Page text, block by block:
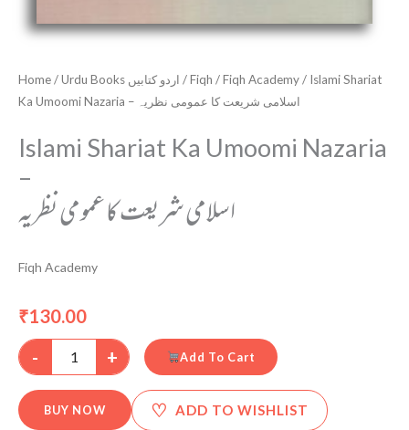
Home/ Urdu Books اردو کتابیں /Fiqh /Fiqh Academy/ Islami Shariat
Ka Umoomi Nazaria – اسلامی شریعت کا عمومی نظریہ
Islami Shariat Ka Umoomi Nazaria
–
اسلامی شریعت کا عمومی نظریہ
Fiqh Academy
₹130.00
-
+ Add To Cart
BUY NOW ♡ ADD TO WISHLIST